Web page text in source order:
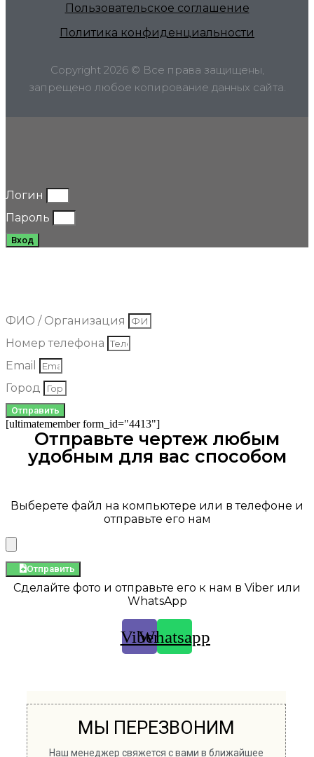
Пользовательское соглашение
Политика конфиденциальности
Copyright 2026 © Все права защищены,
запрещено любое копирование данных сайта.
Логин
Пароль
Вход
ФИО / Организация
Номер телефона
Email
Город
Отправить
[ultimatemember form_id="4413"]
Отправьте чертеж любым
удобным для вас способом
Выберете файл на компьютере или в телефоне и
отправьте его нам
Отправить
Сделайте фото и отправьте его к нам в Viber или
WhatsApp
ViberWhatsapp
МЫ ПЕРЕЗВОНИМ
Наш менеджер свяжется с вами в ближайшее